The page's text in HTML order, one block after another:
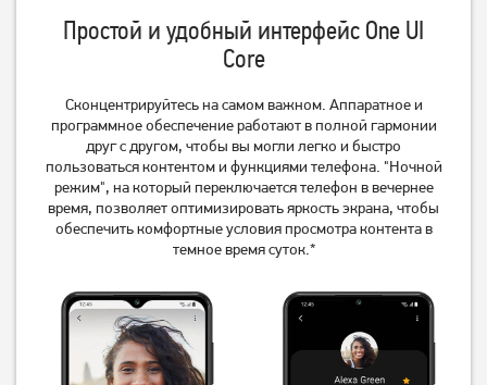
зарядним пристроєм)
15 979грн 16 229грн
Простой и удобный интерфейс One UI
Core
Сконцентрируйтесь на самом важном. Аппаратное и
программное обеспечение работают в полной гармонии
друг с другом, чтобы вы могли легко и быстро
пользоваться контентом и функциями телефона. "Ночной
режим", на который переключается телефон в вечернее
время, позволяет оптимизировать яркость экрана, чтобы
обеспечить комфортные условия просмотра контента в
темное время суток.*